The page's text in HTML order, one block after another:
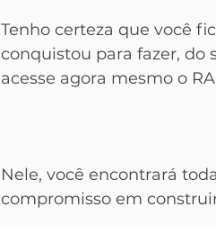
Tenho certeza que você
conquistou para fazer, do
acesse agora mesmo o
Nele, você encontrará
compromisso em